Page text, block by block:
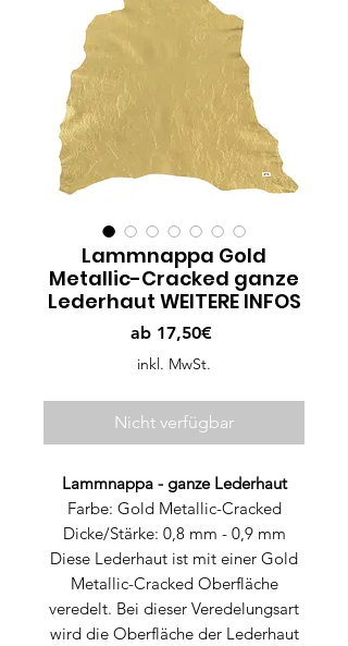
Lammnappa Gold
Metallic-Cracked ganze
Lederhaut WEITERE INFOS
ab 17,50€Sale-
inkl. MwSt.
Nicht verfügbar
Lammnappa - ganze Lederhaut
Farbe: Gold Metallic-Cracked
Dicke/Stärke: 0,8 mm - 0,9 mm
Diese Lederhaut ist mit einer Gold
Metallic-Cracked Oberfläche
veredelt. Bei dieser Veredelungsart
wird die Oberfläche der Lederhaut